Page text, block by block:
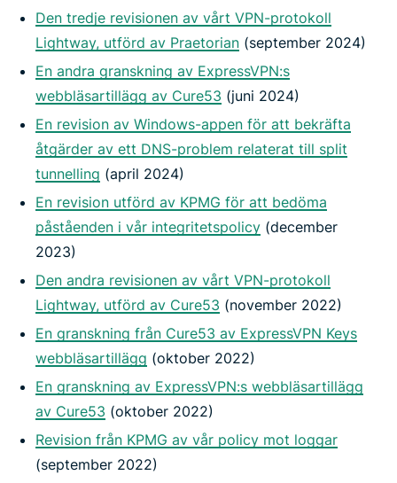
Den tredje revisionen av vårt VPN-protokoll
Lightway, utförd av Praetorian (september 2024)
En andra granskning av ExpressVPN:s
webbläsartillägg av Cure53 (juni 2024)
En revision av Windows-appen för att bekräfta
åtgärder av ett DNS-problem relaterat till split
tunnelling (april 2024)
En revision utförd av KPMG för att bedöma
påståenden i vår integritetspolicy (december
2023)
Den andra revisionen av vårt VPN-protokoll
Lightway, utförd av Cure53 (november 2022)
En granskning från Cure53 av ExpressVPN Keys
webbläsartillägg (oktober 2022)
En granskning av ExpressVPN:s webbläsartillägg
av Cure53 (oktober 2022)
Revision från KPMG av vår policy mot loggar
(september 2022)